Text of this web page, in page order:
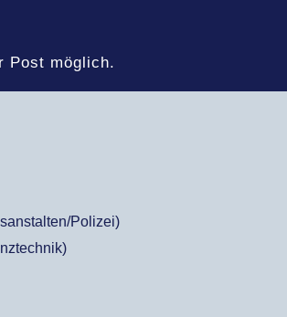
Post möglich.
Polizei)